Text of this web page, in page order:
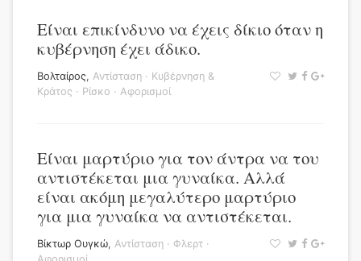
Είναι επικίνδυνο να έχεις δίκιο όταν η
κυβέρνηση έχει άδικο.
Βολταίρος, Αντίσταση · Κυβέρνηση &
Κράτος · Ρίσκο · Αφορισμοί
Είναι μαρτύριο για τον άντρα να του
αντιστέκεται μια γυναίκα. Αλλά
είναι ακόμη μεγαλύτερο μαρτύριο
για μια γυναίκα να αντιστέκεται.
Βίκτωρ Ουγκώ, Αντίσταση · Φλερτ ·